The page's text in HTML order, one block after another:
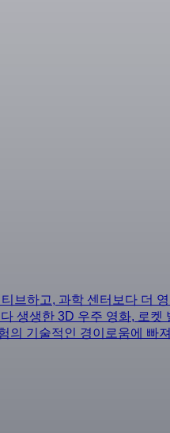
브하고, 과학 센터보다 더
생생한 3D 우주 영화, 로
의 기술적인 경이로움에 빠